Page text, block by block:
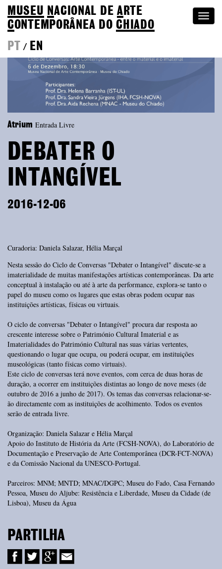
MUSEU NACIONAL DEA RTE
CONTEMPORÂNEA DOCHIADO
PT
/ EN
Atrium Entrada Livre
DEBATER O
INTANGÍVEL
2016-12-06
Curadoria: Daniela Salazar, Hélia Marçal
Nesta sessão do Ciclo de Conversas "Debater o Intangível" discute-se a
imaterialidade de muitas manifestações artísticas contemporâneas. Da arte
conceptual à instalação ou até à arte da performance, explora-se tanto o
papel do museu como os lugares que estas obras podem ocupar nas
instituições artísticas, físicas ou virtuais.
O ciclo de conversas "Debater o Intangível" procura dar resposta ao
crescente interesse sobre o Património Cultural Imaterial e as
Imaterialidades do Património Cultural nas suas várias vertentes,
questionando o lugar que ocupa, ou poderá ocupar, em instituições
museológicas (tanto físicas como virtuais).
Este ciclo de conversas terá nove eventos, com cerca de duas horas de
duração, a ocorrer em instituições distintas ao longo de nove meses (de
outubro de 2016 a junho de 2017). Os temas das conversas relacionar-se-
ão directamente com as instituições de acolhimento. Todos os eventos
serão de entrada livre.
Organização: Daniela Salazar e Hélia Marçal
Apoio do Instituto de História da Arte (FCSH-NOVA), do Laboratório de
Documentação e Preservação de Arte Contemporânea (DCR-FCT-NOVA)
e da Comissão Nacional da UNESCO-Portugal.
Parceiros: MNM; MNTD; MNAC/DGPC; Museu do Fado, Casa Fernando
Pessoa, Museu do Aljube: Resistência e Liberdade, Museu da Cidade (de
Lisboa), Museu da Água
PARTILHA